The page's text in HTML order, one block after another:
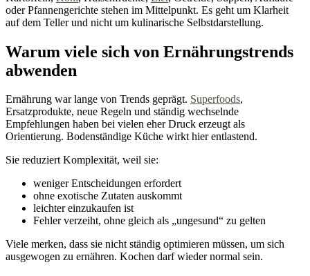
oder Pfannengerichte stehen im Mittelpunkt. Es geht um Klarheit
auf dem Teller und nicht um kulinarische Selbstdarstellung.
Warum viele sich von Ernährungstrends
abwenden
Ernährung war lange von Trends geprägt. Superfoods,
Ersatzprodukte, neue Regeln und ständig wechselnde
Empfehlungen haben bei vielen eher Druck erzeugt als
Orientierung. Bodenständige Küche wirkt hier entlastend.
Sie reduziert Komplexität, weil sie:
weniger Entscheidungen erfordert
ohne exotische Zutaten auskommt
leichter einzukaufen ist
Fehler verzeiht, ohne gleich als „ungesund“ zu gelten
Viele merken, dass sie nicht ständig optimieren müssen, um sich
ausgewogen zu ernähren. Kochen darf wieder normal sein.